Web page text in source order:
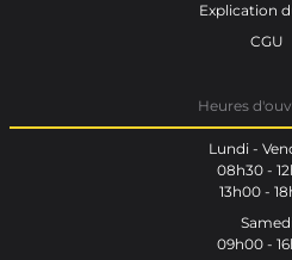
Explication
CGU
Heures
Lundi -
08h30 -
13h00 -
09h00 -